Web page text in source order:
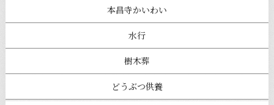
本昌寺かいわい
水行
樹木葬
どうぶつ供養